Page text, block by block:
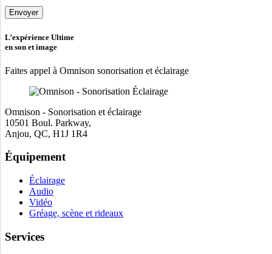
laisser
ce
vide.
L’expérience Ultime
en son et image
Faites appel à Omnison sonorisation et éclairage
Omnison - Sonorisation et éclairage
10501 Boul. Parkway,
Anjou, QC, H1J 1R4
Équipement
Éclairage
Audio
Vidéo
Gréage, scène et rideaux
Services